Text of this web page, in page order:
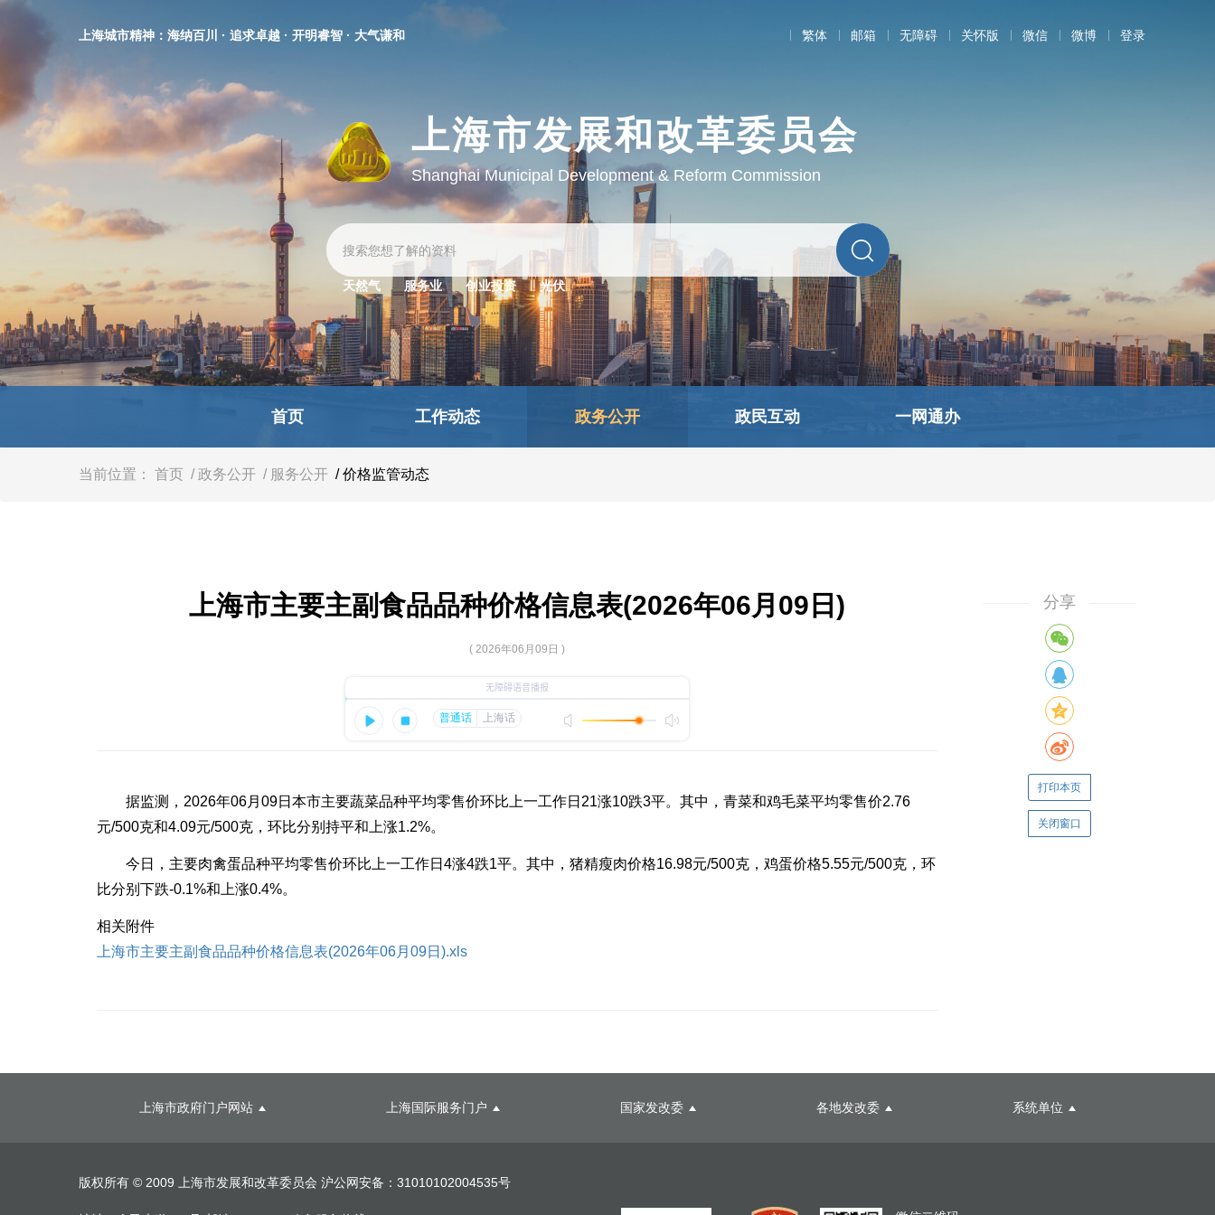
明
网
站
跳
到
主
要
内
域
上海城市精神：海纳百川 · 追求卓越 · 开明睿智 · 大气谦和 繁体 邮箱 无障碍 关怀版 微信 微博 登录
上海市发展和改革委员会
Shanghai Municipal Development & Reform Commission
天然气 服务业 创业投资 光伏
首页 工作动态 政务公开 政民互动 一网通办
当前位置： 首页 / 政务公开 / 服务公开 / 价格监管动态
上海市主要主副食品品种价格信息表(2026年06月09日)
( 2026年06月09日 )
据监测，2026年06月09日本市主要蔬菜品种平均零售价环比上一工作日21涨10跌3平。其中，青菜和鸡毛菜平均零售价2.76
元/500克和4.09元/500克，环比分别持平和上涨1.2%。
今日，主要肉禽蛋品种平均零售价环比上一工作日4涨4跌1平。其中，猪精瘦肉价格16.98元/500克，鸡蛋价格5.55元/500克，环
比分别下跌-0.1%和上涨0.4%。
相关附件
上海市主要主副食品品种价格信息表(2026年06月09日).xls
分享
打印本页
关闭窗口
上海市政府门户网站 上海国际服务门户 国家发改委 各地发改委 系统单位
版权所有 © 2009 上海市发展和改革委员会 沪公网安备：31010102004535号